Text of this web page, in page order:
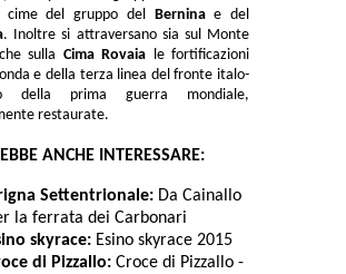
cime del gruppo del
Berninae del
. Inoltre si attraversano sia sul Monte
sulla Cima Rovaia le fortificazioni
e della terza linea del fronte italo-
della prima guerra mondiale,
restaurate.
ANCHE INTERESSARE:
Settentrionale: Da Cainallo
la ferrata dei Carbonari
skyrace: Esino skyrace 2015
di Pizzallo: Croce di Pizzallo -